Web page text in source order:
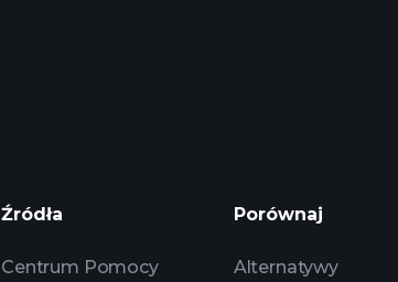
obserwacyjne
portfele
Źródła
Centrum Pomocy
Porównaj
Alternatywy